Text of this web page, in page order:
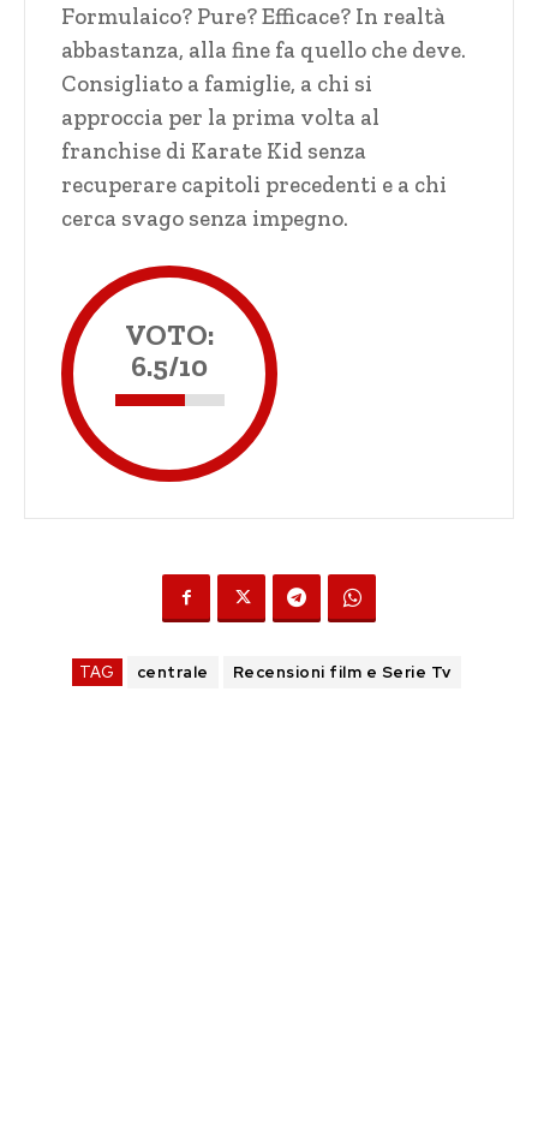
Formulaico? Pure? Efficace? In realtà
abbastanza, alla fine fa quello che deve.
Consigliato a famiglie, a chi si
approccia per la prima volta al
franchise di Karate Kid senza
recuperare capitoli precedenti e a chi
cerca svago senza impegno.
VOTO:
6.5/10
TAG centrale Recensioni film e Serie Tv